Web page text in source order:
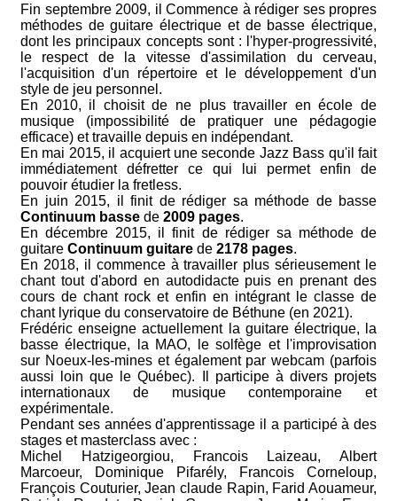
Fin septembre 2009, il Commence à rédiger ses propres
méthodes de guitare électrique et de basse électrique,
dont les principaux concepts sont : l'hyper-progressivité,
le respect de la vitesse d'assimilation du cerveau,
l'acquisition d'un répertoire et le développement d'un
style de jeu personnel.
En 2010, il choisit de ne plus travailler en école de
musique (impossibilité de pratiquer une pédagogie
efficace) et travaille depuis en indépendant.
En mai 2015, il acquiert une seconde Jazz Bass qu'il fait
immédiatement défretter ce qui lui permet enfin de
pouvoir étudier la fretless.
En juin 2015, il finit de rédiger sa méthode de basse
Continuum basse de 2009 pages.
En décembre 2015, il finit de rédiger sa méthode de
guitare Continuum guitare de 2178 pages.
En 2018, il commence à travailler plus sérieusement le
chant tout d'abord en autodidacte puis en prenant des
cours de chant rock et enfin en intégrant le classe de
chant lyrique du conservatoire de Béthune (en 2021).
Frédéric enseigne actuellement la guitare électrique, la
basse électrique, la MAO, le solfège et l'improvisation
sur Noeux-les-mines et également par webcam (parfois
aussi loin que le Québec). Il participe à divers projets
internationaux de musique contemporaine et
expérimentale.
Pendant ses années d'apprentissage il a participé à des
stages et masterclass avec :
Michel Hatzigeorgiou, Francois Laizeau, Albert
Marcoeur, Dominique Pifarély, Francois Corneloup,
François Couturier, Jean claude Rapin, Farid Aouameur,